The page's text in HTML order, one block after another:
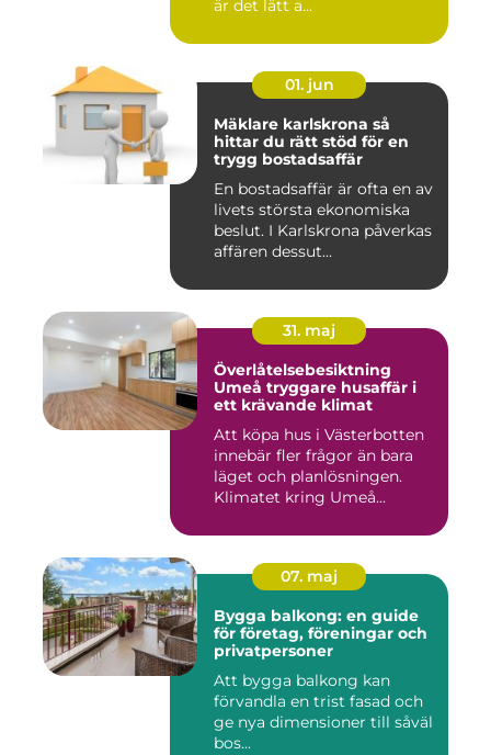
är det lätt a...
01. jun
Mäklare karlskrona så
hittar du rätt stöd för en
trygg bostadsaffär
En bostadsaffär är ofta en av
livets största ekonomiska
beslut. I Karlskrona påverkas
affären dessut...
31. maj
Överlåtelsebesiktning
Umeå tryggare husaffär i
ett krävande klimat
Att köpa hus i Västerbotten
innebär fler frågor än bara
läget och planlösningen.
Klimatet kring Umeå...
07. maj
Bygga balkong: en guide
för företag, föreningar och
privatpersoner
Att bygga balkong kan
förvandla en trist fasad och
ge nya dimensioner till såväl
bos...